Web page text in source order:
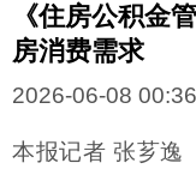
《住房公积金
房消费需求
2026-06-08
本报记者 张芗逸